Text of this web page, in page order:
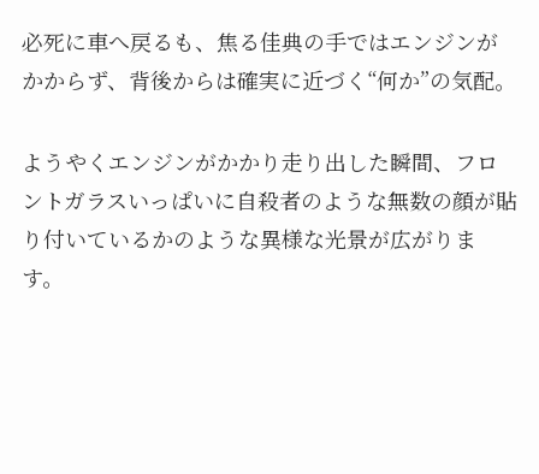
必死に車へ戻るも、焦る佳典の手ではエンジンが
かからず、背後からは確実に近づく“何か”の気配。
ようやくエンジンがかかり走り出した瞬間、フロ
ントガラスいっぱいに自殺者のような無数の顔が貼
り付いているかのような異様な光景が広がりま
す。